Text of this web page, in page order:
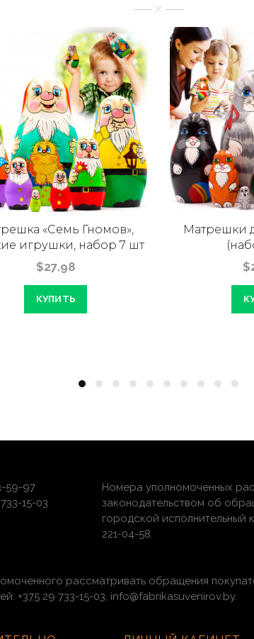
«Семь Гномов»,
игрушки, набор 7 шт
$27.98
КУПИТЬ
Матрешки
59-97
15-03
Номера уполномоченных
законодательством об
городской исполнительный
221-04-58.
рассматривать обращения
+375 29 733-15-03, info@fabrikasuvenirov.by.